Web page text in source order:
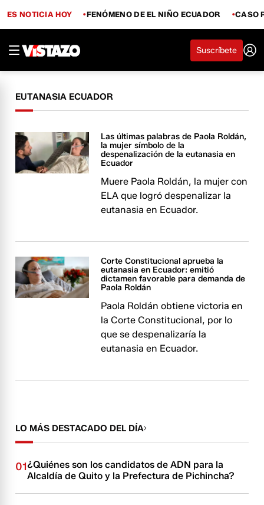
ES NOTICIA HOY FENÓMENO DE EL NIÑO ECUADOR CASO
Suscríbete
EUTANASIA ECUADOR
Las últimas palabras de Paola Roldán,
la mujer símbolo de la
despenalización de la eutanasia en
Ecuador
Muere Paola Roldán, la mujer con
ELA que logró despenalizar la
eutanasia en Ecuador.
Corte Constitucional aprueba la
eutanasia en Ecuador: emitió
dictamen favorable para demanda de
Paola Roldán
Paola Roldán obtiene victoria en
la Corte Constitucional, por lo
que se despenalizaría la
eutanasia en Ecuador.
LO MÁS DESTACADO DEL DÍA
01¿Quiénes son los candidatos de ADN para la
Alcaldía de Quito y la Prefectura de Pichincha?